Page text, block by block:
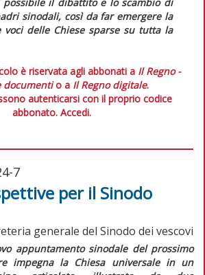
sinodali, così da far emergere la
voci delle Chiese sparse su tutta la
è riservata agli abbonati a Il Regno -
documentio a Il Regno digitale.
autenticarsi con il proprio codice
abbonato. Accedi.
7
per il Sinodo
generale del Sinodo dei vescovi
appuntamento sinodale del prossimo
impegna la Chiesa universale in un